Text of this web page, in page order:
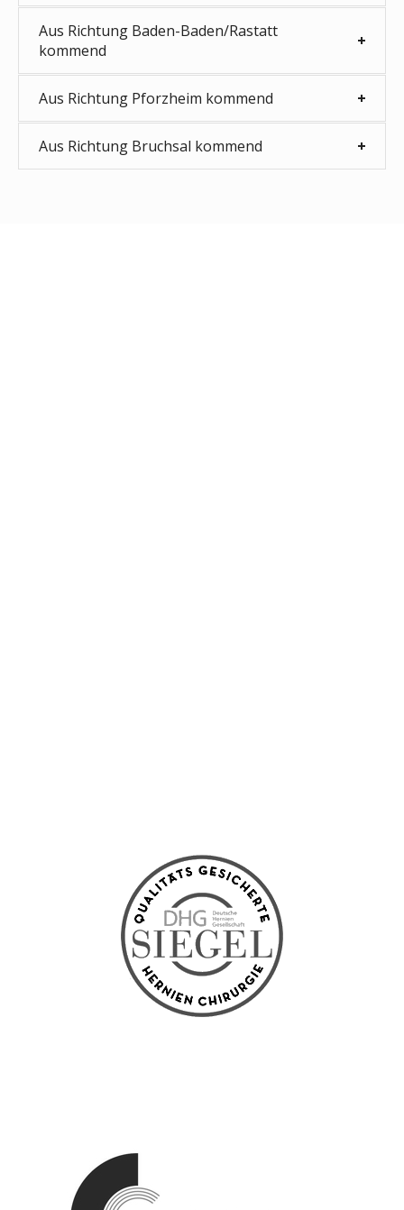
Aus Richtung Baden-Baden/Rastatt
kommend
Aus Richtung Pforzheim kommend
Aus Richtung Bruchsal kommend